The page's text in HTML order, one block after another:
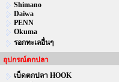
Shimano
Daiwa
PENN
Okuma
รอกทะเลอื่นๆ
อุปกรณ์ตกปลา
เบ็ดตกปลา HOOK